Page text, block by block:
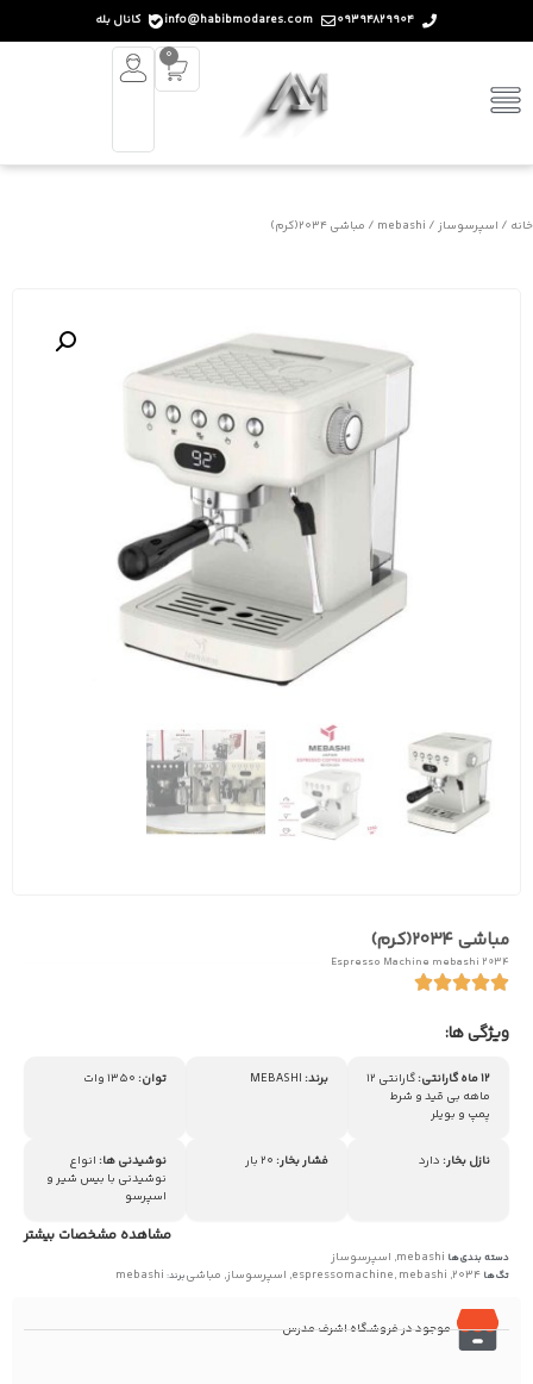
09394829904
info@habibmodares.com
کانال بله
0
خانه / اسپرسوساز /
mebashi / مباشی 2034(کرم)
مباشی 2034(کرم)
Espresso Machine mebashi 2034
ویژگی ها:
12 ماه گارانتی:
گارانتی 12
ماهه بی قید و شرط
پمپ و بویلر
برند: توان:
نازل بخار: دارد فشار بخار: نوشیدنی ها: انواع
نوشیدنی با بیس شیر و
اسپرسو
مشاهده مشخصات بیشتر
دسته بندی‌ها mebashi
, اسپرسوساز
تگ‌ها 2034
,
espressomachine, mebashi
, اسپرسوساز, مباشیبرند: mebashi
موجود در فروشگاه اشرف مدرس